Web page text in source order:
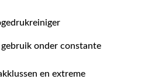
onder constante
en extreme